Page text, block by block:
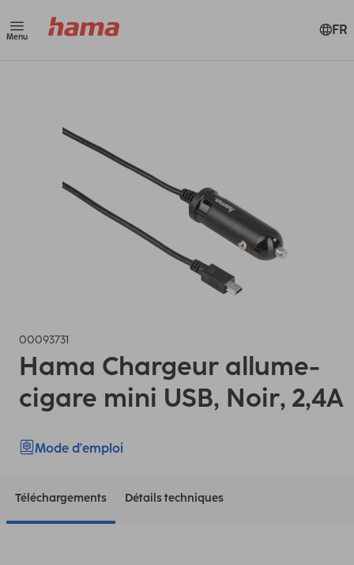
Menu FR
00093731
Hama Chargeur allume-
cigare mini USB, Noir, 2,4A
Mode d'emploi
Téléchargements Détails techniques